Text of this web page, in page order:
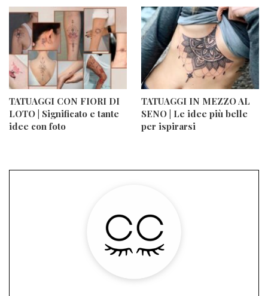
TATUAGGI CON FIORI DI
LOTO | Significato e tante
idee con foto
TATUAGGI IN MEZZO AL
SENO | Le idee più belle
per ispirarsi